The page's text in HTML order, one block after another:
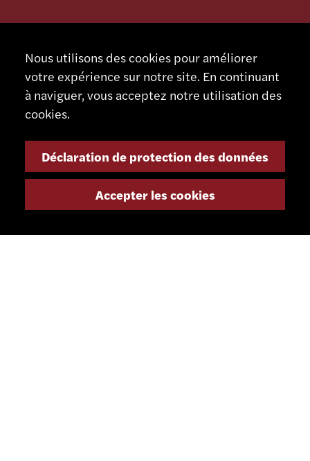
SCHAUBLIN MACHINES SA
Rue Nomlieutant 1
CH - 2735 Bévilard
info@smsa.ch
Contact
Nous utilisons des cookies pour améliorer
votre expérience sur notre site. En continuant
à naviguer, vous acceptez notre utilisation des
cookies.
Déclaration de protection des données
Accepter les cookies